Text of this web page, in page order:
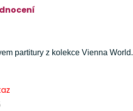
partitury z kolekce Vienna World.